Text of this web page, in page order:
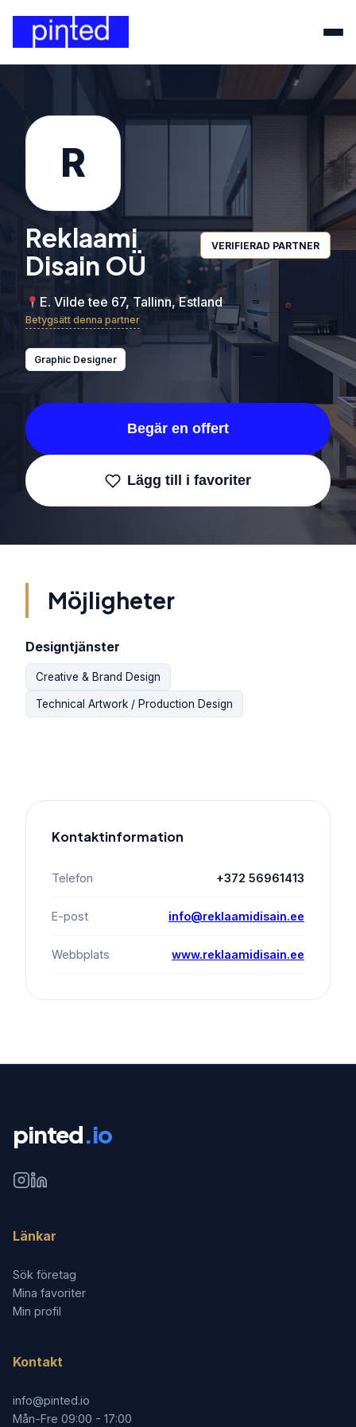
R
Reklaami
Disain OÜ
VERIFIERAD PARTNER
E. Vilde tee 67, Tallinn, Estland
Betygsätt denna partner
Graphic Designer
Begär en offert
Lägg till i favoriter
Möjligheter
Designtjänster
Creative & Brand Design
Technical Artwork / Production Design
Kontaktinformation
Telefon +372 56961413
E-post info@reklaamidisain.ee
Webbplats www.reklaamidisain.ee
pinted.io
Länkar
Sök företag
Mina favoriter
Min profil
Kontakt
info@pinted.io
Mån-Fre 09:00 - 17:00